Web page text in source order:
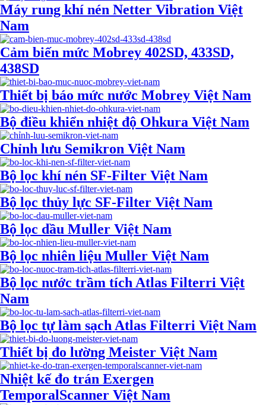
Máy rung khí nén Netter Vibration Việt
Nam
Cảm biến mức Mobrey 402SD, 433SD,
438SD
Thiết bị báo mức nước Mobrey Việt Nam
Bộ điều khiển nhiệt độ Ohkura Việt Nam
Chỉnh lưu Semikron Việt Nam
Bộ lọc khí nén SF-Filter Việt Nam
Bộ lọc thủy lực SF-Filter Việt Nam
Bộ lọc dầu Muller Việt Nam
Bộ lọc nhiên liệu Muller Việt Nam
Bộ lọc nước trầm tích Atlas Filterri Việt
Nam
Bộ lọc tự làm sạch Atlas Filterri Việt Nam
Thiết bị đo lường Meister Việt Nam
Nhiệt kế đo trán Exergen
TemporalScanner Việt Nam